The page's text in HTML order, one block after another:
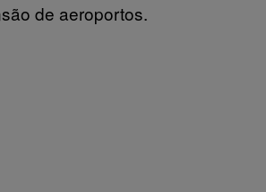
de aeroportos.